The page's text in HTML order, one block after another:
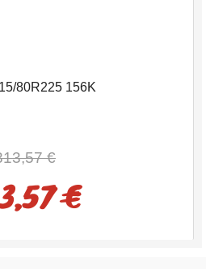
80R225 156K
€
€